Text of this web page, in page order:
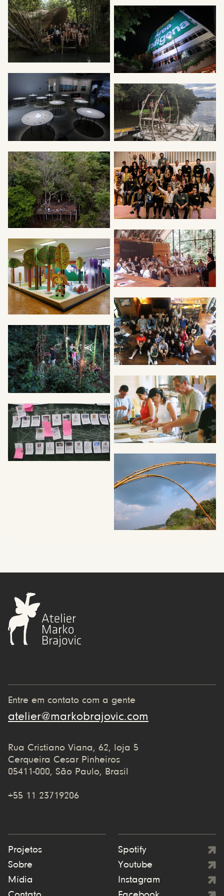
Entre em contato com a gente
atelier@markobrajovic.com
Rua Cristiano Viana, 62, loja 5
Cerqueira Cesar Pinheiros
05411-000, São Paulo, Brasil
+55 11 23719206
Projetos
Sobre
Mídia
Spotify
Youtube
Instagram